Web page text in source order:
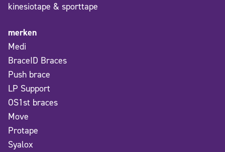
kinesiotape & sporttape
merken
Medi
BraceID Braces
Push brace
LP Support
OS1st braces
Move
Protape
Syalox